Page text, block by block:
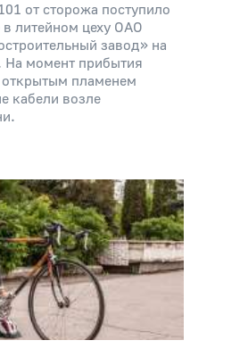
от сторожа поступило
литейном цеху ОАО
завод» на
На момент прибытия
пламенем
кабели возле